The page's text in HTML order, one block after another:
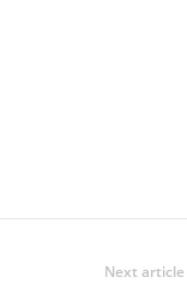
Next article